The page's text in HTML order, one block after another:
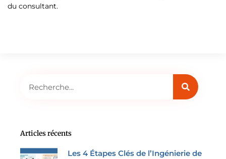
du consultant.
Articles récents
Les 4 Étapes Clés de l’Ingénierie de